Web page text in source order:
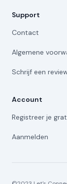
Support
Contact
Algemene
Schrijf een
Account
Registreer je
Aanmelden